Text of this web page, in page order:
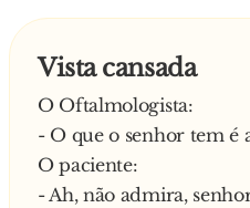
Vista cansada
O Oftalmologista:
- O que o senhor tem é
O paciente:
- Ah, não admira,